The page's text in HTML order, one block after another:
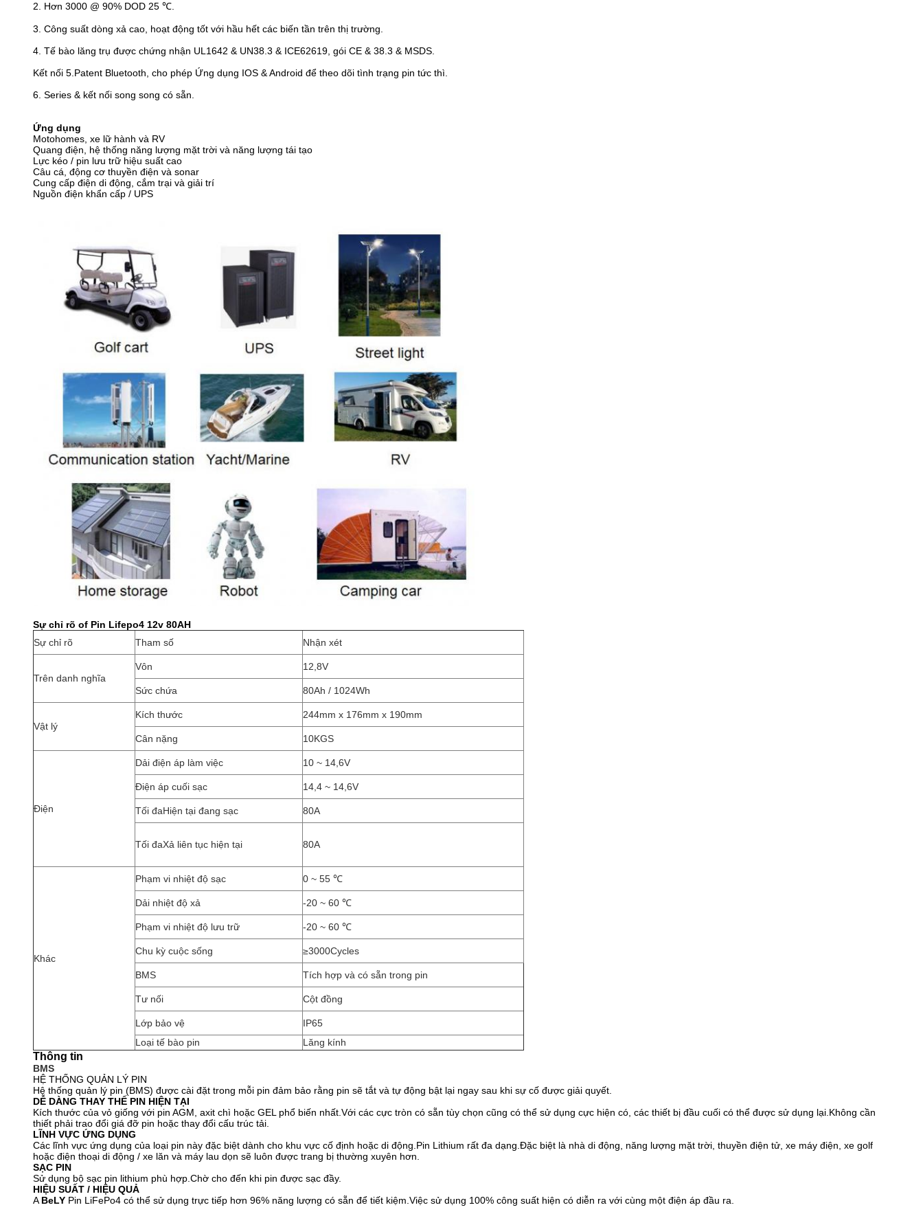
2. Hơn 3000 @ 90% DOD 25 ℃.
3. Công suất dòng xả cao, hoạt động tốt với hầu hết các biến tần trên thị trường.
4. Tế bào lăng trụ được chứng nhận UL1642 & UN38.3 & ICE62619, gói CE & 38.3 & MSDS.
Kết nối 5.Patent Bluetooth, cho phép Ứng dụng IOS & Android để theo dõi tình trạng pin tức thì.
6. Series & kết nối song song có sẵn.
Ứng dụng
Motohomes, xe lữ hành và RV
Quang điện, hệ thống năng lượng mặt trời và năng lượng tái tạo
Lực kéo / pin lưu trữ hiệu suất cao
Câu cá, động cơ thuyền điện và sonar
Cung cấp điện di động, cắm trại và giải trí
Nguồn điện khẩn cấp / UPS
Sự chỉ rõ of Pin Lifepo4 12v 80AH
Sự chỉ rõ
Tham số Nhận xét
Trên danh nghĩa
Vôn 12,8V
Sức chứa 80Ah / 1024Wh
Vật lý
Kích thước 244mm x 176mm x 190mm
Cân nặng 10KGS
Điện
Dải điện áp làm việc 10 ~ 14,6V
Điện áp cuối sạc 14,4 ~ 14,6V
Tối đaHiện tại đang sạc 80A
Tối đaXả liên tục hiện tại 80A
Khác
Phạm vi nhiệt độ sạc 0 ~ 55 ℃
Dải nhiệt độ xả -20 ~ 60 ℃
Phạm vi nhiệt độ lưu trữ -20 ~ 60 ℃
Chu kỳ cuộc sống ≥3000Cycles
BMS Tích hợp và có sẵn trong pin
Tư nối Cột đồng
Lớp bảo vệ
IP65
Loại tế bào pin
Lăng kính
Thông tin
BMS
HỆ THỐNG QUẢN LÝ PIN
Hệ thống quản lý pin (BMS) được cài đặt trong mỗi pin đảm bảo rằng pin sẽ tắt và tự động bật lại ngay sau khi sự cố được giải quyết.
DỄ DÀNG THAY THẾ PIN HIỆN TẠI
Kích thước của vỏ giống với pin AGM, axit chì hoặc GEL phổ biến nhất.Với các cực tròn có sẵn tùy chọn cũng có thể sử dụng cực hiện có, các thiết bị đầu cuối có thể được sử dụng lại.Không cần
thiết phải trao đổi giá đỡ pin hoặc thay đổi cấu trúc tải.
LĨNH VỰC ỨNG DỤNG
Các lĩnh vực ứng dụng của loại pin này đặc biệt dành cho khu vực cố định hoặc di động.Pin Lithium rất đa dạng.Đặc biệt là nhà di động, năng lượng mặt trời, thuyền điện tử, xe máy điện, xe golf
hoặc điện thoại di động / xe lăn và máy lau dọn sẽ luôn được trang bị thường xuyên hơn.
SẠC PIN
Sử dụng bộ sạc pin lithium phù hợp.Chờ cho đến khi pin được sạc đầy.
HIỆU SUẤT / HIỆU QUẢ
A BeLY Pin LiFePo4 có thể sử dụng trực tiếp hơn 96% năng lượng có sẵn để tiết kiệm.Việc sử dụng 100% công suất hiện có diễn ra với cùng một điện áp đầu ra.